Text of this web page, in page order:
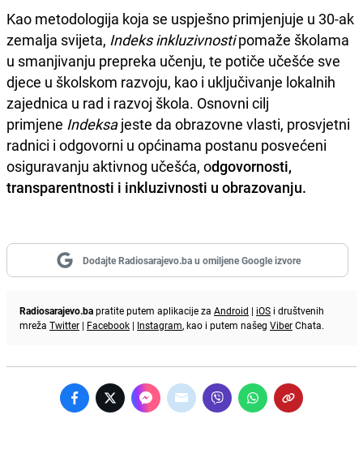
Kao metodologija koja se uspješno primjenjuje u 30-ak
zemalja svijeta, Indeks inkluzivnostipomaže školama
u smanjivanju prepreka učenju, te potiče učešće sve
djece u školskom razvoju, kao i uključivanje lokalnih
zajednica u rad i razvoj škola. Osnovni cilj
primjene Indeksajeste da obrazovne vlasti, prosvjetni
radnici i odgovorni u općinama postanu posvećeni
osiguravanju aktivnog učešća, odgovornosti,
transparentnosti i inkluzivnosti u obrazovanju.
Dodajte Radiosarajevo.ba u omiljene Google izvore
Radiosarajevo.bapratite putem aplikacije za Android | iOS i društvenih
mreža Twitter | Facebook | Instagram, kao i putem našeg ViberChata.